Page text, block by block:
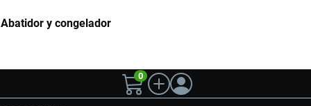
Abatidor y congelador
0